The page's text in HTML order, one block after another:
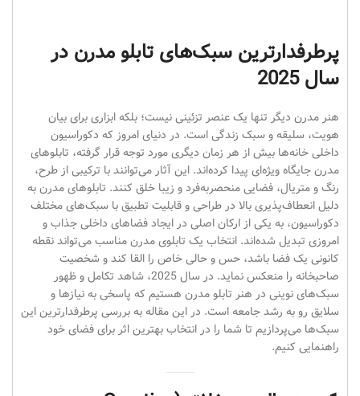
پرطرفدارترین سبک‌های تابلو مدرن در
سال 2025
هنر مدرن دیگر تنها یک عنصر تزئینی نیست؛ بلکه ابزاری برای بیان
هویت، سلیقه و سبک زندگی است. در دنیای امروز که دکوراسیون
داخلی خانه‌ها بیش از هر زمان دیگری مورد توجه قرار گرفته، تابلوهای
مدرن جایگاه ویژه‌ای پیدا کرده‌اند. این آثار می‌توانند با ترکیبی از طرح،
رنگ و متریال، فضایی منحصر‌به‌فرد و زیبا خلق کنند. تابلوهای مدرن به
دلیل انعطاف‌پذیری بالا در طراحی و قابلیت تطبیق با سبک‌های مختلف
دکوراسیون، به یکی از ارکان اصلی در ایجاد فضاهای داخلی جذاب و
امروزی تبدیل شده‌اند. انتخاب یک تابلوی مدرن مناسب می‌تواند نقطه
کانونی یک فضا باشد، حس و حالی خاص را القا کند و شخصیت
صاحبخانه را منعکس نماید. در سال 2025، شاهد تکامل و ظهور
سبک‌های نوینی در هنر تابلو مدرن هستیم که پاسخی به نیازها و
سلایق رو به رشد جامعه است. در این مقاله به بررسی پرطرفدارترین این
سبک‌ها می‌پردازیم تا شما را در انتخاب بهترین اثر برای فضای خود
راهنمایی کنیم.